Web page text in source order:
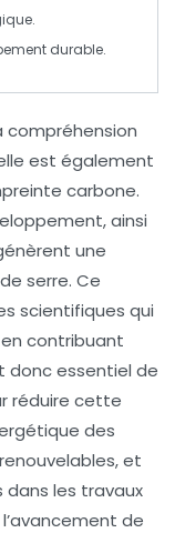
.
durable.
compréhension
est également
carbone.
ainsi
une
serre. Ce
scientifiques qui
contribuant
donc essentiel de
réduire cette
des
et
dans les travaux
de